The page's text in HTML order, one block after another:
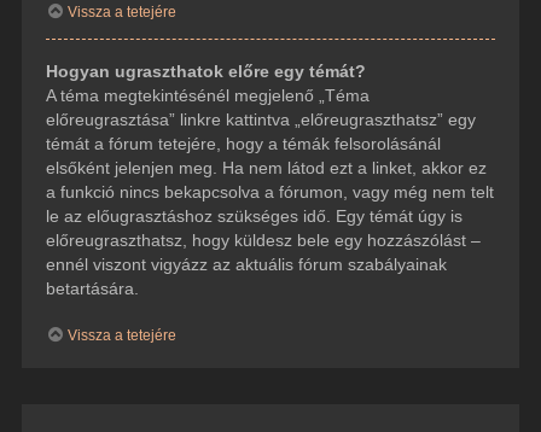
Vissza a tetejére
Hogyan ugraszthatok előre egy témát?
A téma megtekintésénél megjelenő „Téma
előreugrasztása” linkre kattintva „előreugraszthatsz” egy
témát a fórum tetejére, hogy a témák felsorolásánál
elsőként jelenjen meg. Ha nem látod ezt a linket, akkor ez
a funkció nincs bekapcsolva a fórumon, vagy még nem telt
le az előugrasztáshoz szükséges idő. Egy témát úgy is
előreugraszthatsz, hogy küldesz bele egy hozzászólást –
ennél viszont vigyázz az aktuális fórum szabályainak
betartására.
Vissza a tetejére